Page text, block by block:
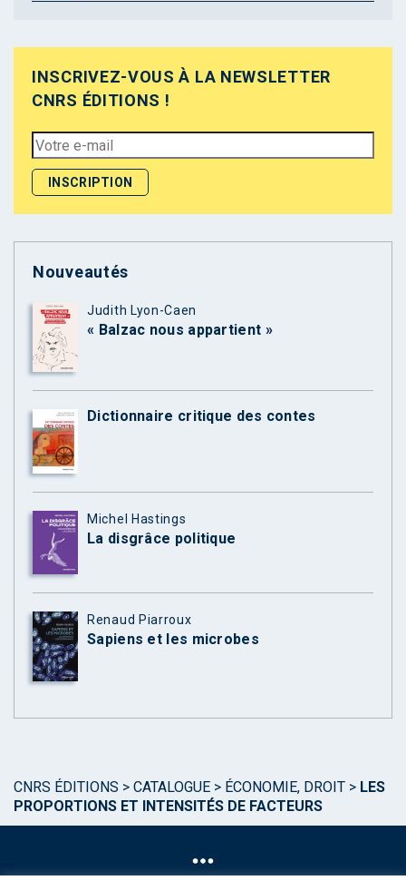
INSCRIVEZ-VOUS À LA NEWSLETTER
CNRS ÉDITIONS !
Nouveautés
Judith Lyon-Caen
« Balzac nous appartient »
Dictionnaire critique des contes
Michel Hastings
La disgrâce politique
Renaud Piarroux
Sapiens et les microbes
CNRS ÉDITIONS > CATALOGUE > ÉCONOMIE, DROIT > LES
PROPORTIONS ET INTENSITÉS DE FACTEURS